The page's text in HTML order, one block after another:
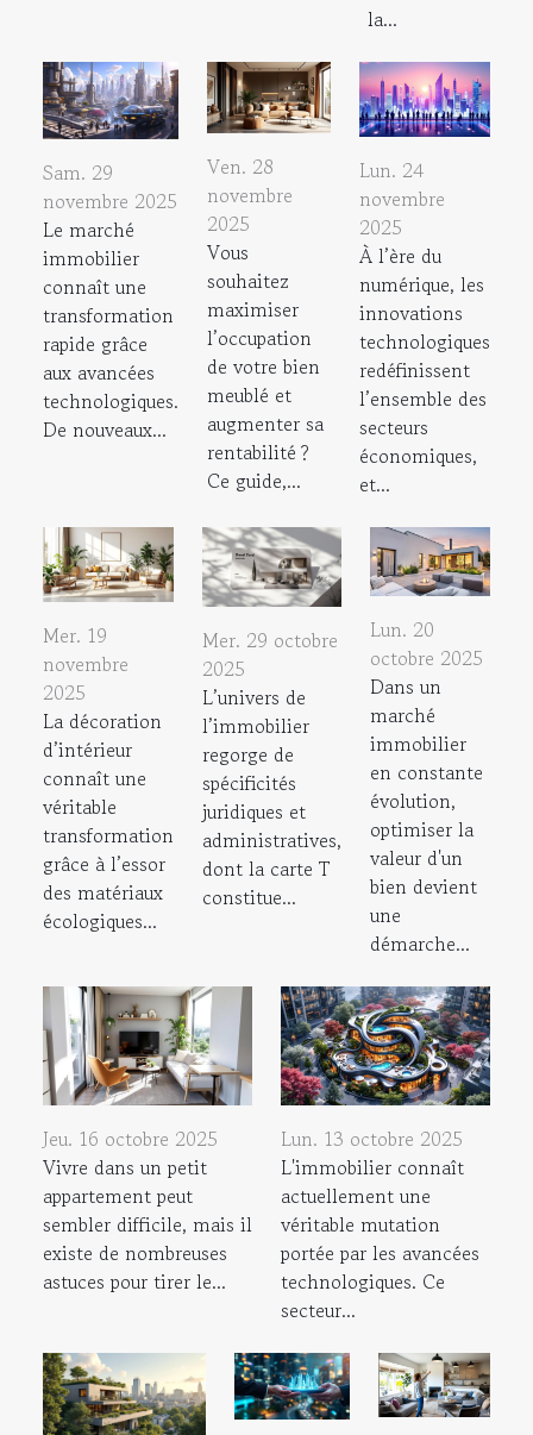
la...
Sam. 29
novembre 2025
Le marché
immobilier
connaît une
transformation
rapide grâce
aux avancées
technologiques.
De nouveaux...
Ven. 28
novembre
2025
Vous
souhaitez
maximiser
l’occupation
de votre bien
meublé et
augmenter sa
rentabilité ?
Ce guide,...
Lun. 24
novembre
2025
À l’ère du
numérique, les
innovations
technologiques
redéfinissent
l’ensemble des
secteurs
économiques,
et...
Mer. 19
novembre
2025
La décoration
d’intérieur
connaît une
véritable
transformation
grâce à l’essor
des matériaux
écologiques...
Mer. 29 octobre
2025
L’univers de
l’immobilier
regorge de
spécificités
juridiques et
administratives,
dont la carte T
constitue...
Lun. 20
octobre 2025
Dans un
marché
immobilier
en constante
évolution,
optimiser la
valeur d'un
bien devient
une
démarche...
Jeu. 16 octobre 2025
Vivre dans un petit
appartement peut
sembler difficile, mais il
existe de nombreuses
astuces pour tirer le...
Lun. 13 octobre 2025
L'immobilier connaît
actuellement une
véritable mutation
portée par les avancées
technologiques. Ce
secteur...